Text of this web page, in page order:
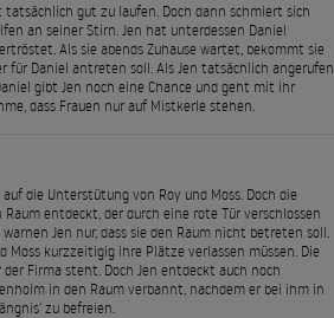
gut zu laufen. Doch dann schmiert sich
an seiner Stirn. Jen hat unterdessen Daniel
Als sie abends Zuhause wartet, bekommt sie
für Daniel antreten soll. Als Jen tatsächlich angerufen
gibt Jen noch eine Chance und geht mit ihr
dass Frauen nur auf Mistkerle stehen.
die Unterstütung von Roy und Moss. Doch die
entdeckt, der durch eine rote Tür verschlossen
Jen nur, dass sie den Raum nicht betreten soll.
Moss kurzzeitigig ihre Plätze verlassen müssen. Die
Firma steht. Doch Jen entdeckt auch noch
in den Raum verbannt, nachdem er bei ihm in
zu befreien.